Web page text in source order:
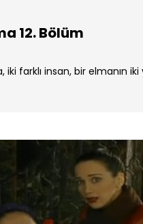
12. Bölüm
iki farklı insan, bir elmanın iki